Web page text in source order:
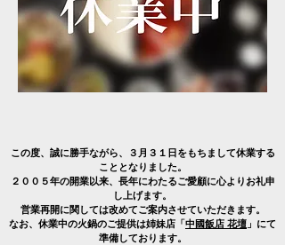
この度、誠に勝手ながら、３月３１日をもちまして休業する
こととなりました。
２００５年の開業以来、長年にわたるご愛顧に心よりお礼申
し上げます。
営業再開に関しては改めてご案内させていただきます。
なお、休業中の火鍋のご提供は姉妹店「中國飯店 花壇 」にて
準備しております。